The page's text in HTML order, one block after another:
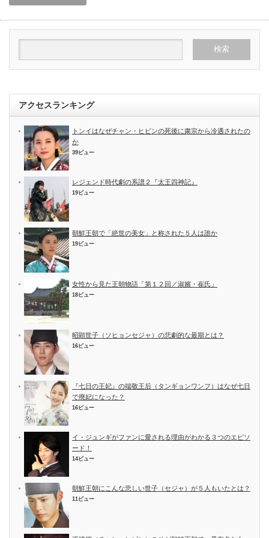
アクセスランキング
トンイはなぜチャン・ヒビンの死後に粛宗から冷遇されたの
か
39ビュー
レジェンド時代劇の系譜２『太王四神記』
19ビュー
朝鮮王朝で「絶世の美女」と称された５人は誰か
19ビュー
女性から見た王朝物語「第１２回／淑嬪・崔氏」
18ビュー
昭顕世子（ソヒョンセジャ）の悲劇的な最期とは？
16ビュー
『七日の王妃』の端敬王后（タンギョンワンフ）はなぜ七日
で廃妃になった？
16ビュー
イ・ジュンギがファンに愛される理由がわかる３つのエピソ
ード！
14ビュー
朝鮮王朝にこんな悲しい世子（セジャ）が５人もいたとは？
11ビュー